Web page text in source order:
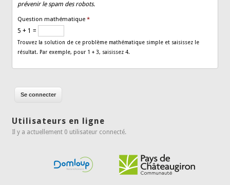
prévenir le spam des robots.
Question mathématique*
5 + 1 =
Trouvez la solution de ce problème mathématique simple et saisissez le
résultat. Par exemple, pour 1 + 3, saisissez 4.
Utilisateurs en ligne
Il y a actuellement 0 utilisateur connecté.